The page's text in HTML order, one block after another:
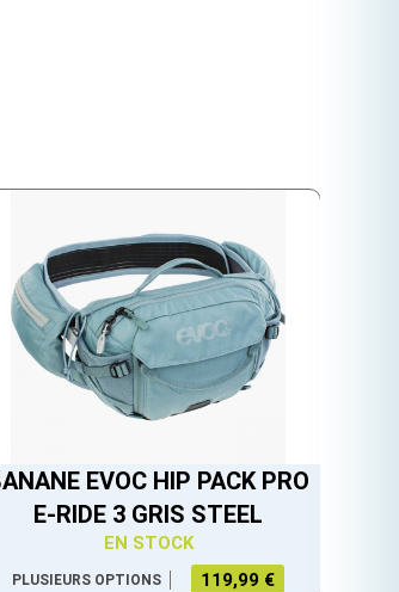
EVOC HIP PACK PRO
E-RIDE 3 GRIS STEEL
EN STOCK
PLUSIEURS OPTIONS 119,99 €